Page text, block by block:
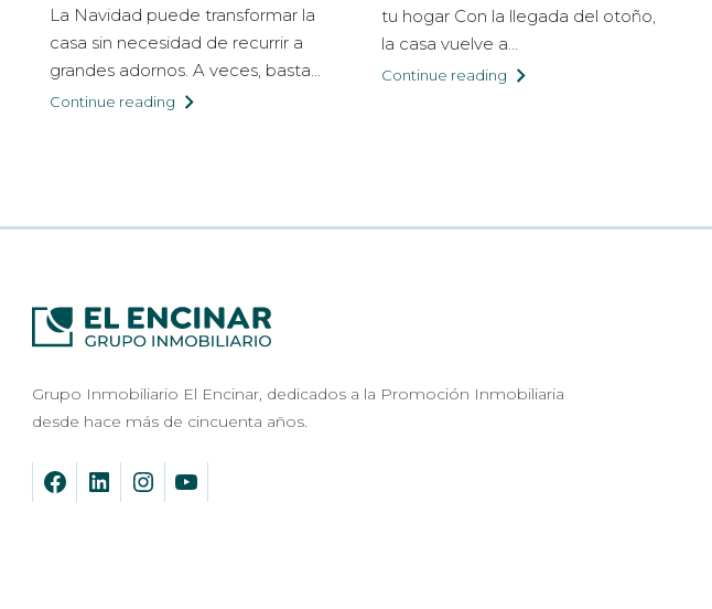
La Navidad puede transformar la
casa sin necesidad de recurrir a
grandes adornos. A veces, basta...
Continue reading
tu hogar Con la llegada del otoño,
la casa vuelve a...
Continue reading
Grupo Inmobiliario El Encinar, dedicados a la Promoción Inmobiliaria
desde hace más de cincuenta años.